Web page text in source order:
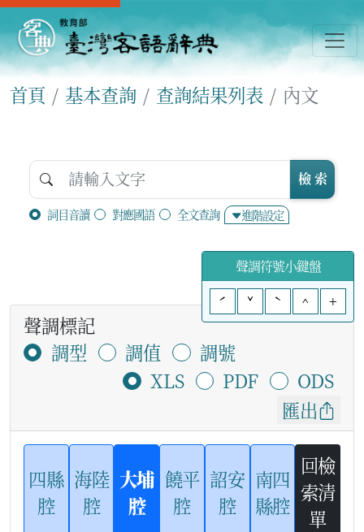
首頁 基本查詢 查詢結果列表 內文
詞目音讀 對應國語 全文查詢 進階設定
檢 索
聲調符號小鍵盤
ˊ
ˇ ˋ ^ +
聲調標記
調型
調值
調號
XLS
PDF
ODS
匯出
四縣
腔
海陸
腔
大埔
腔
饒平
腔
詔安
腔
南四
縣腔
回檢
索清
單